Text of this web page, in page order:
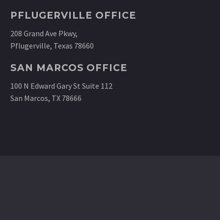
PFLUGERVILLE OFFICE
208 Grand Ave Pkwy,
Pflugerville, Texas 78660
SAN MARCOS OFFICE
100 N Edward Gary St Suite 112
San Marcos, TX 78666